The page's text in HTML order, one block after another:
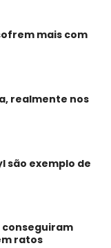
mais com
realmente nos
são exemplo de
ratos